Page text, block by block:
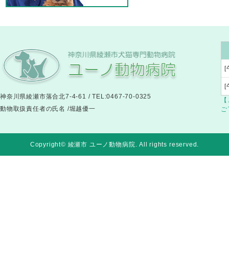
神奈川県綾瀬市落合北7-4-61 / TEL:0467-70-0325
動物取扱責任者の氏名 /堀越優一
[
[
ご
Copyright© 綾瀬市 ユーノ動物病院. All rights reserved.